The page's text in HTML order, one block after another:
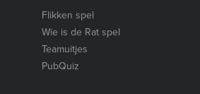
Flikken spel
Wie is de Rat spel
Teamuitjes
PubQuiz